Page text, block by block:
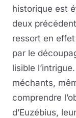
historique est
deux
ressort en
par le
lisible
méchants,
comprendre
d’Euzébius,